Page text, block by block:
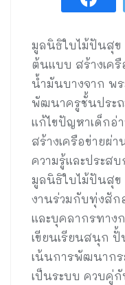
มูลนิธิใบไม้ปันสุข
ต้นแบบ สร้างเครื
น้ำมันบางจาก พร
พัฒนาครูชั้นประ
แก้ไขปัญหาเด็กอ่
สร้างเครือข่ายผ่
ความรู้และประส
มูลนิธิใบไม้ปันสุ
งานร่วมกับทุ่งสัก
และบุคลากรทาง
เขียนเรียนสนุก ปั้
เน้นการพัฒนากร
เป็นระบบ ควบคู่